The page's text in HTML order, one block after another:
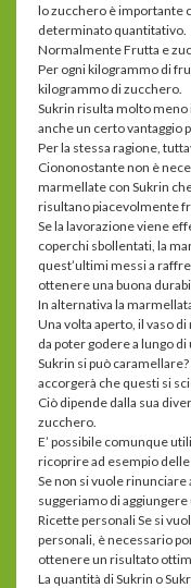
lo zucchero è importante
determinato quantitativo.
Normalmente Frutta e
Per ogni kilogrammo di
kilogrammo di zucchero.
Sukrin risulta molto
anche un certo vantaggio
Per la stessa ragione,
Ciononostante non è
marmellate con Sukrin
risultano piacevolmente
Se la lavorazione viene
coperchi sbollentati, la
quest’ultimi messi a
ottenere una buona
In alternativa la
Una volta aperto, il vaso
da poter godere a lungo
Sukrin si può
accorgerà che questi si
Ciò dipende dalla sua
zucchero.
E’ possibile comunque
ricoprire ad esempio
Se non si vuole rinunciare
suggeriamo di
Ricette personali Se si
personali, è necessario
ottenere un risultato
La quantità di Sukrin o